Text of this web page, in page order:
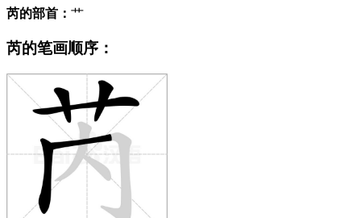
芮的部首： 艹
芮的笔画顺序：